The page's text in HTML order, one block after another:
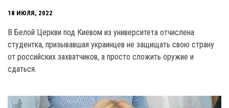
18 ИЮЛЯ, 2022
В Белой Церкви под Киевом из университета отчислена
студентка, призывавшая украинцев не защищать свою страну
от российских захватчиков, а просто сложить оружие и
сдаться.